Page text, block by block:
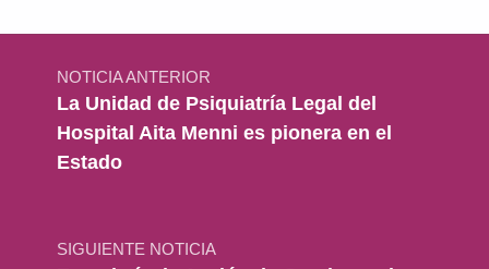
Navegación de entradas
NOTICIA ANTERIOR
La Unidad de Psiquiatría Legal del
Hospital Aita Menni es pionera en el
Estado
SIGUIENTE NOTICIA